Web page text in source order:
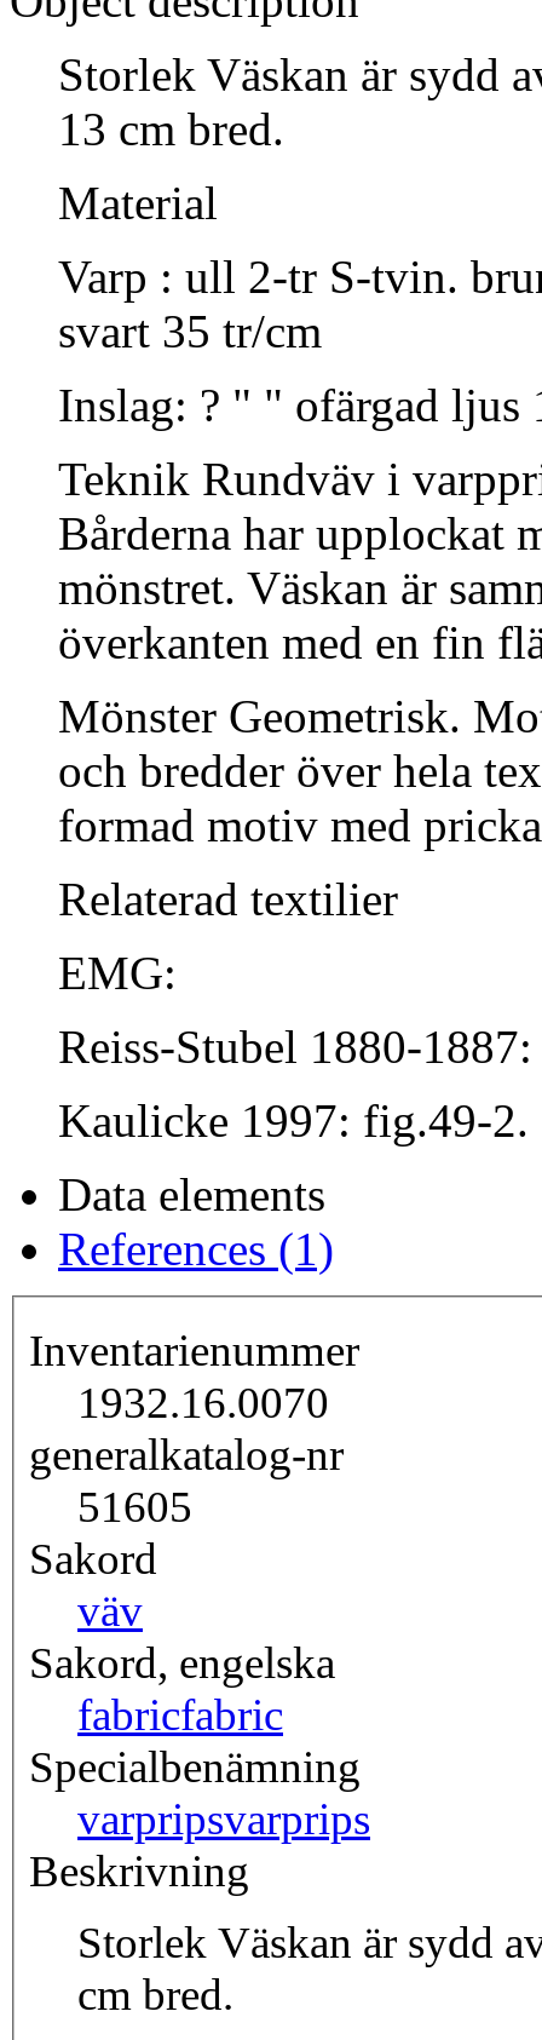
Storlek Väskan är sydd
13 cm bred.
Material
Varp : ull 2-tr S-tvin.
svart 35 tr/cm
Inslag: ? " " ofärgad ljus
Teknik Rundväv i
Bårderna har upplockat
mönstret. Väskan är
överkanten med en fin
Mönster Geometrisk.
och bredder över hela
formad motiv med
Relaterad textilier
EMG:
Reiss-Stubel 1880-
Kaulicke 1997: fig.49-2.
Data elements
References (1)
Inventarienummer
1932.16.0070
generalkatalog-nr
51605
Sakord
väv
Sakord, engelska
fabricfabric
Specialbenämning
varpripsvarprips
Beskrivning
Storlek Väskan är sydd av en väv som är 26 cm lång och 13
cm bred.